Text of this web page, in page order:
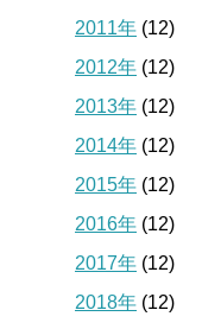
2011年 (12)
2012年 (12)
2013年 (12)
2014年 (12)
2015年 (12)
2016年 (12)
2017年 (12)
2018年 (12)